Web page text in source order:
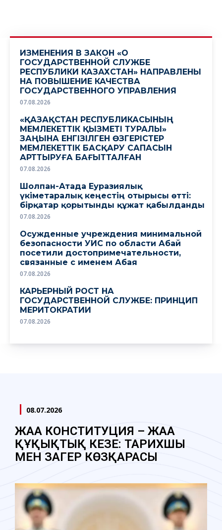
ИЗМЕНЕНИЯ В ЗАКОН «О
ГОСУДАРСТВЕННОЙ СЛУЖБЕ
РЕСПУБЛИКИ КАЗАХСТАН» НАПРАВЛЕНЫ
НА ПОВЫШЕНИЕ КАЧЕСТВА
ГОСУДАРСТВЕННОГО УПРАВЛЕНИЯ
07.08.2026
«ҚАЗАҚСТАН РЕСПУБЛИКАСЫНЫҢ
МЕМЛЕКЕТТІК ҚЫЗМЕТІ ТУРАЛЫ»
ЗАҢЫНА ЕНГІЗІЛГЕН ӨЗГЕРІСТЕР
МЕМЛЕКЕТТІК БАСҚАРУ САПАСЫН
АРТТЫРУҒА БАҒЫТТАЛҒАН
07.08.2026
Шолпан-Атада Еуразиялық
үкіметаралық кеңестің отырысы өтті:
бірқатар қорытынды құжат қабылданды
07.08.2026
Осужденные учреждения минимальной
безопасности УИС по области Абай
посетили достопримечательности,
связанные с именем Абая
07.08.2026
КАРЬЕРНЫЙ РОСТ НА
ГОСУДАРСТВЕННОЙ СЛУЖБЕ: ПРИНЦИП
МЕРИТОКРАТИИ
07.08.2026